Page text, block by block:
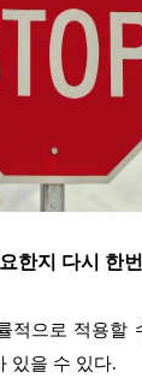
한지 다시 한
적으로 적용할
있을 수 있다.